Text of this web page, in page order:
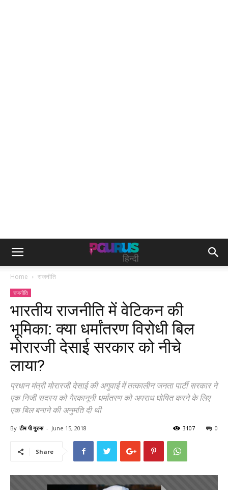
Home राजनीति
राजनीति
भारतीय राजनीति में वेटिकन की
भूमिका: क्या धर्मांतरण विरोधी बिल
मोरारजी देसाई सरकार को नीचे
लाया?
प्रधान मंत्री मोरारजी देसाई की अगुवाई में तत्कालीन जनता पार्टी सरकार ने
एक निजी सदस्य को गैरकानूनी धर्मांतरण को अपराध घोषित करने के लिए
एक बिल बनाने की अनुमति दी थी
By टीम पी गुरुस - June 15, 2018 0
3107
Share